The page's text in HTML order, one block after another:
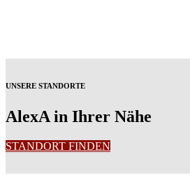
UNSERE STANDORTE
AlexA in Ihrer Nähe
STANDORT FINDEN